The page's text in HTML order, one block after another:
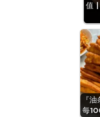
值 |
『
每